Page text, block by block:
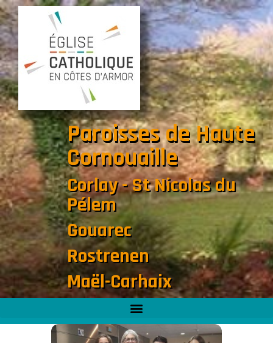
Paroisses de Haute
Cornouaille
Corlay - St Nicolas du
Pélem
Gouarec
Rostrenen
Maël-Carhaix